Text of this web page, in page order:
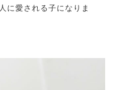
に愛される子になりま